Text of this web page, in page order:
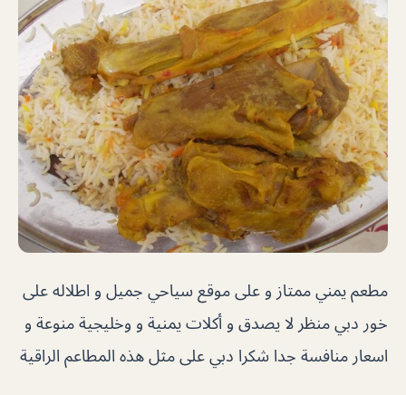
مطعم يمني ممتاز و على موقع سياحي جميل و اطلاله على
خور دبي منظر لا يصدق و أكلات يمنية و وخليجية منوعة و
اسعار منافسة جدا شكرا دبي على مثل هذه المطاعم الراقية